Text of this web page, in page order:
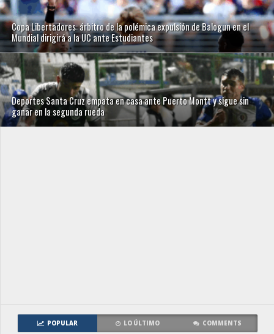
Copa Libertadores: árbitro de la polémica expulsión de Balogun en el
Mundial dirigirá a la UC ante Estudiantes
Deportes Santa Cruz empata en casa ante Puerto Montt y sigue sin
ganar en la segunda rueda
POPULAR LO ÚLTIMO COMMENTS